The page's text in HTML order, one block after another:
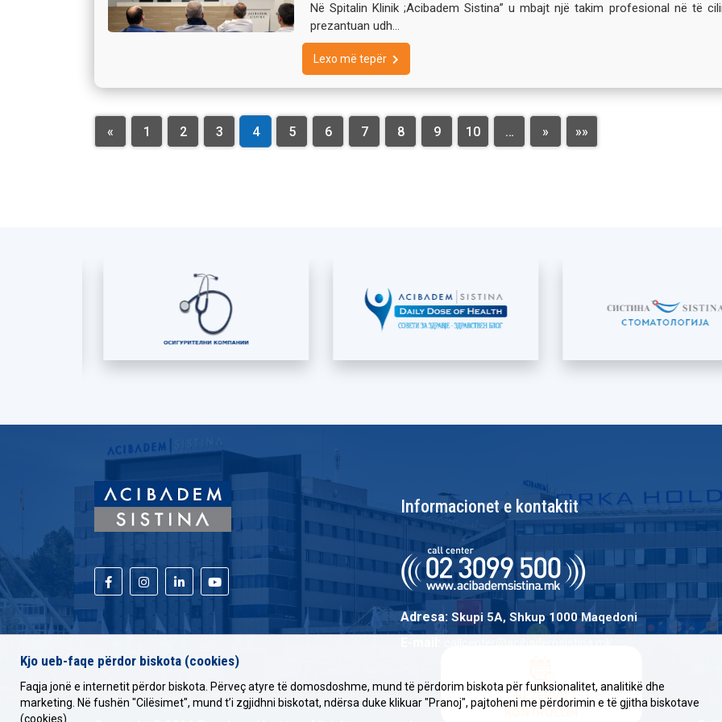
Në Spitalin Klinik ;Acibadem Sistina” u mbajt një takim profesional në të
prezantuan udh...
Lexo më tepër
« 1 2 3 4 5 6 7 8 9 10 … » »»
REZERVO
KONTROLLIN
Informacionet e kontaktit
Adresa: Skupi 5A, Shkup 1000 Maqedoni
Kjo ueb-faqe përdor biskota (cookies)
Faqja jonë e internetit përdor biskota. Përveç atyre të domosdoshme, mund të përdorim biskota për funksionalitet, analitikë dhe
marketing. Në fushën "Cilësimet", mund t’i zgjidhni biskotat, ndërsa duke klikuar "Pranoj", pajtoheni me përdorimin e të gjitha biskotave
(cookies).